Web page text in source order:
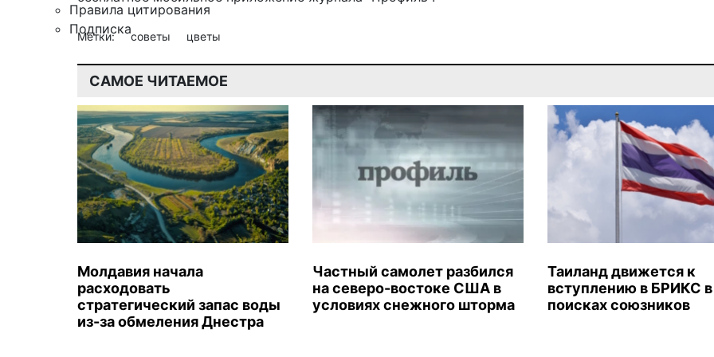
Правила цитирования
Подписка
Метки: советы цветы
САМОЕ ЧИТАЕМОЕ
Молдавия начала
расходовать
стратегический запас воды
из-за обмеления Днестра
Частный самолет разбился
на северо-востоке США в
условиях снежного шторма
Таиланд движется к
вступлению в БРИКС в
поисках союзников